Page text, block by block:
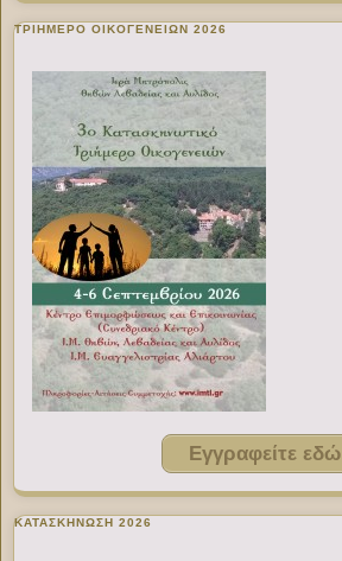
ΤΡΙΗΜΕΡΟ ΟΙΚΟΓΕΝΕΙΩΝ 2026
Εγγραφείτε εδώ
ΚΑΤΑΣΚΗΝΩΣΗ 2026